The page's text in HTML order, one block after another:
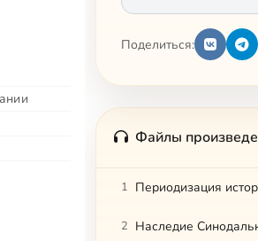
Поделиться:
Файлы
1 Периодизация
2 Наследие